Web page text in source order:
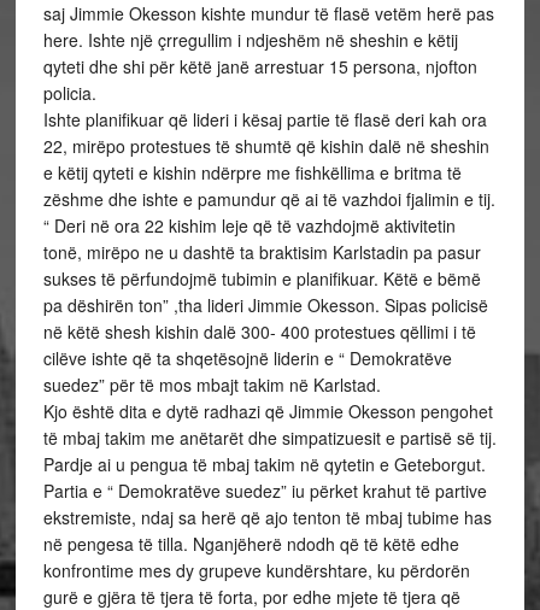
saj Jimmie Okesson kishte mundur të flasë vetëm herë pas
here. Ishte një çrregullim i ndjeshëm në sheshin e këtij
qyteti dhe shi për këtë janë arrestuar 15 persona, njofton
policia.
Ishte planifikuar që lideri i kësaj partie të flasë deri kah ora
22, mirëpo protestues të shumtë që kishin dalë në sheshin
e këtij qyteti e kishin ndërpre me fishkëllima e britma të
zëshme dhe ishte e pamundur që ai të vazhdoi fjalimin e tij.
“ Deri në ora 22 kishim leje që të vazhdojmë aktivitetin
tonë, mirëpo ne u dashtë ta braktisim Karlstadin pa pasur
sukses të përfundojmë tubimin e planifikuar. Këtë e bëmë
pa dëshirën ton” ,tha lideri Jimmie Okesson. Sipas policisë
në këtë shesh kishin dalë 300- 400 protestues qëllimi i të
cilëve ishte që ta shqetësojnë liderin e “ Demokratëve
suedez” për të mos mbajt takim në Karlstad.
Kjo është dita e dytë radhazi që Jimmie Okesson pengohet
të mbaj takim me anëtarët dhe simpatizuesit e partisë së tij.
Pardje ai u pengua të mbaj takim në qytetin e Geteborgut.
Partia e “ Demokratëve suedez” iu përket krahut të partive
ekstremiste, ndaj sa herë që ajo tenton të mbaj tubime has
në pengesa të tilla. Nganjëherë ndodh që të këtë edhe
konfrontime mes dy grupeve kundërshtare, ku përdorën
gurë e gjëra të tjera të forta, por edhe mjete të tjera që